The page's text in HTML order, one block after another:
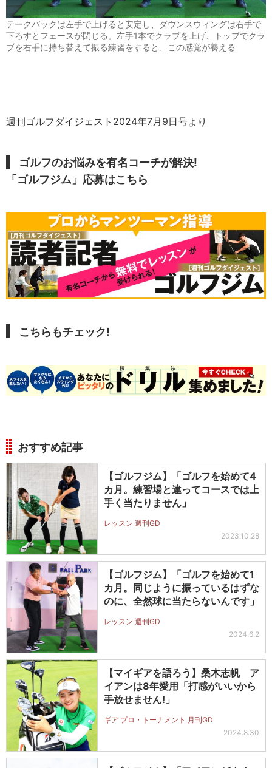
テークバックは左手で上げると安定し、ダウンスウィングは右手で
下ろすとフェースが閉じる。左手1本でクラブを上げ、トップでクラ
ブを右手に持ち替えて振る練習をすると、この感覚が養える
週刊ゴルフダイジェスト2024年7月9日号より
ゴルフのお悩みを有名コーチが解決!
「ゴルフジム」応募はこちら
こちらもチェック!
おすすめ記事
【ゴルフジム】「ゴルフを始めて4
カ月。練習場と違ってコースでは上
手く当たりません」
レッスン 週刊GD
2023.10.28
【ゴルフジム】「ゴルフを始めて1
カ月。同じように振っているはずな
のに、全然球に当たらないんです」
レッスン 週刊GD
2024.6.2
【マイギアを語ろう】桑木志帆 ア
イアンは8年愛用「打感がいいから
手放せません!」
ギア プロ・トーナメント 月刊GD
2024.8.30